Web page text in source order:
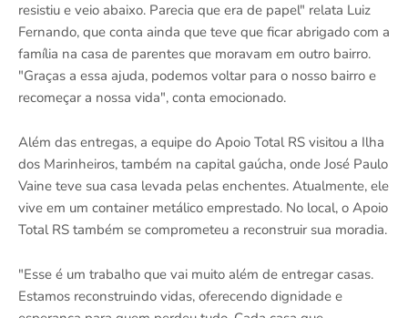
resistiu e veio abaixo. Parecia que era de papel" relata Luiz
Fernando, que conta ainda que teve que ficar abrigado com a
família na casa de parentes que moravam em outro bairro.
"Graças a essa ajuda, podemos voltar para o nosso bairro e
recomeçar a nossa vida", conta emocionado.
Além das entregas, a equipe do Apoio Total RS visitou a Ilha
dos Marinheiros, também na capital gaúcha, onde José Paulo
Vaine teve sua casa levada pelas enchentes. Atualmente, ele
vive em um container metálico emprestado. No local, o Apoio
Total RS também se comprometeu a reconstruir sua moradia.
"Esse é um trabalho que vai muito além de entregar casas.
Estamos reconstruindo vidas, oferecendo dignidade e